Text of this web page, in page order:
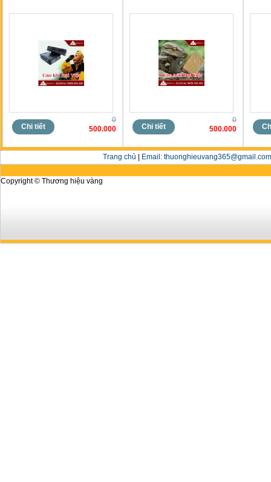
Chi tiết
0
500.000
Chi tiết
0
500.000
Trang chủ Email:
Copyright © Thương hiệu vàng